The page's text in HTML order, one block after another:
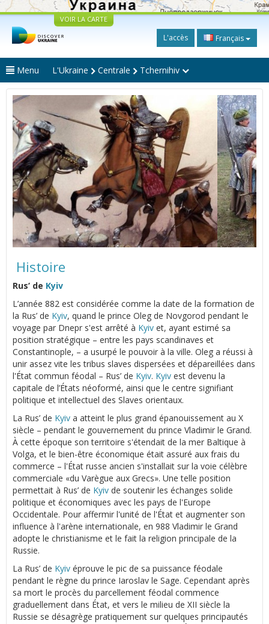
VOIR LA CARTE
L'accès Français
Menu L'Ukraine Centrale Tchernihiv
Histoire
Rus’ de Kyiv
L’année 882 est considérée comme la date de la formation de
la Rus’ de Kyiv, quand le prince Oleg de Novgorod pendant le
voyage par Dnepr s'est arrêté à Kyiv et, ayant estimé sa
position stratégique – entre les pays scandinaves et
Constantinople, – a usurpé le pouvoir à la ville. Oleg a réussi à
unir assez vite les tribus slaves dispersées et dépareillées dans
l'État commun féodal – Rus’ de Kyiv. Kyiv est devenu la
capitale de l’États néoformé, ainsi que le centre signifiant
politique et intellectuel des Slaves orientaux.
La Rus’ de Kyiv a atteint le plus grand épanouissement au Х
siècle – pendant le gouvernement du prince Vladimir le Grand.
À cette époque son territoire s'étendait de la mer Baltique à
Volga, et le bien-être économique était assuré aux frais du
commerce – l'État russe ancien s'installait sur la voie célèbre
commerciale «du Varègue aux Grecs». Une telle position
permettait à Rus’ de Kyiv de soutenir les échanges solide
politique et économiques avec les pays de l'Europe
Occidentale. Pour affermir l'unité de l'État et augmenter son
influence à l'arène internationale, en 988 Vladimir le Grand
adopte le christianisme et le fait la religion principale de la
Russie.
La Rus’ de Kyiv éprouve le pic de sa puissance féodale
pendant le règne du prince Iaroslav le Sage. Cependant après
sa mort le procès du parcellement féodal commence
graduellement dans État, et vers le milieu de XII siècle la
Russie se désagrège pratiquement sur quelques principautés